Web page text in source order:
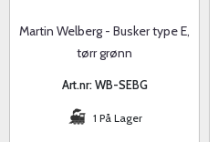
Martin Welberg - Busker type E,
tørr grønn
Art.nr: WB-SEBG
1 På Lager